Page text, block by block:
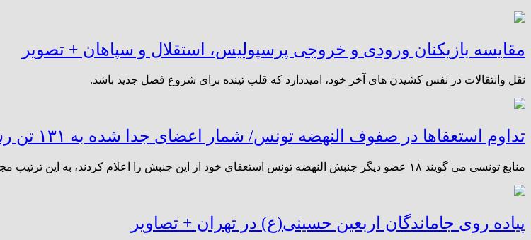
مقایسه بازیکنان ورودی و خروجی پرسپولیس، استقلال و سپاهان + تصویر
نقل وانتقالات در نفس کشیدن های آخر خود، امیددارد که قلب تپنده برای شروع فصل جدید باشد.
تداوم استعفاها در صفوف النهضه تونس/ شمار اعضای جدا شده به ۱۳۱ تن رسید
منابع تونسی می گویند ۱۸ عضو دیگر جنبش النهضه تونس استعفای خود از این جنبش را اعلام کردند، به این ترتیب مجموع اعضای جدا شده از این جنبش به ۱۳۱ تن افزایش یافت.
پیاده روی جاماندگان اربعین حسینی(ع) در تهران + تصاویر